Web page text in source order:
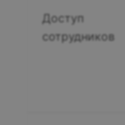
Доступ
сотрудников